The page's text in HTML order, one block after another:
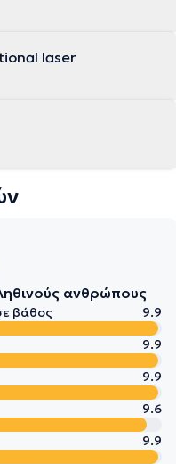
laser
ανθρώπους
βάθος
9.9
9.9
9.9
9.6
9.9